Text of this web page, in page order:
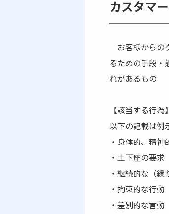
カスタマ
お客様からの
るための手段・
れがあるもの
【該当する行為】
以下の記載は例
・身体的、精
・土下座の要求
・継続的な（
・拘束的な行動
・差別的な言動